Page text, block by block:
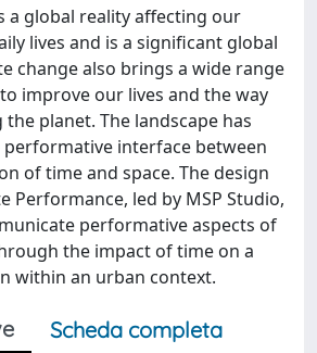
a global reality affecting our
lives and is a significant global
change also brings a wide range
improve our lives and the way
planet. The landscape has
performative interface between
of time and space. The design
Performance, led by MSP Studio,
performative aspects of
the impact of time on a
within an urban context.
Scheda completa